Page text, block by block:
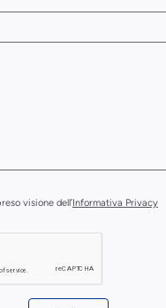
visione dell’Informativa Privacy